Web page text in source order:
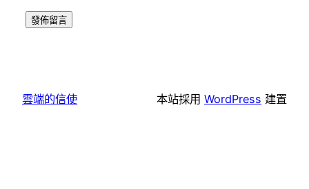
雲端的信使 本站採用 WordPress 建置